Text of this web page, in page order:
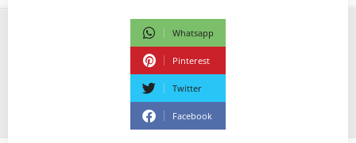
Whatsapp
Pinterest
Twitter
Facebook